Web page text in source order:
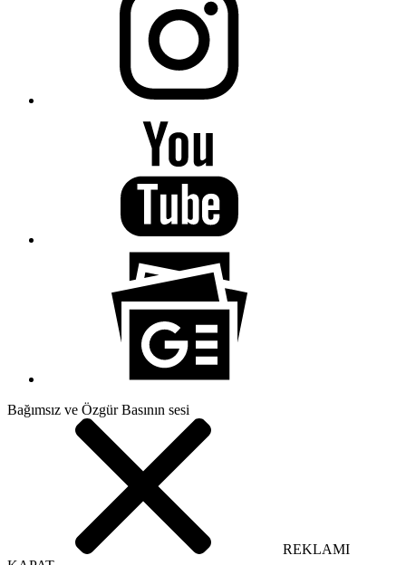
Bağımsız ve Özgür Basının sesi
REKLAMI